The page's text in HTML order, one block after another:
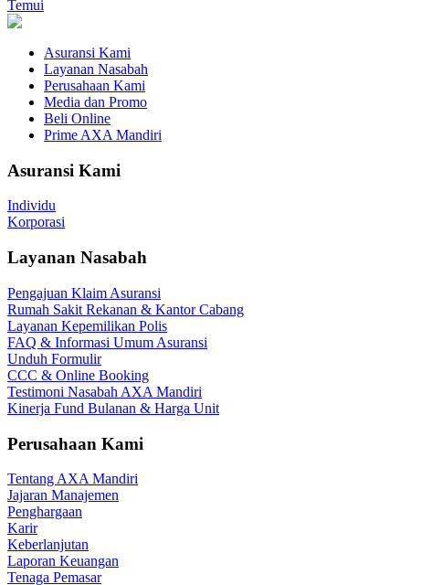
Temui
Asuransi Kami
Layanan Nasabah
Perusahaan Kami
Media dan Promo
Beli Online
Prime AXA Mandiri
Asuransi Kami
Individu
Korporasi
Layanan Nasabah
Pengajuan Klaim Asuransi
Rumah Sakit Rekanan & Kantor Cabang
Layanan Kepemilikan Polis
FAQ & Informasi Umum Asuransi
Unduh Formulir
CCC & Online Booking
Testimoni Nasabah AXA Mandiri
Kinerja Fund Bulanan & Harga Unit
Perusahaan Kami
Tentang AXA Mandiri
Jajaran Manajemen
Penghargaan
Karir
Keberlanjutan
Laporan Keuangan
Tenaga Pemasar